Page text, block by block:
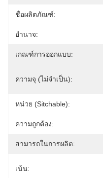
ชื่อผลิตภัณฑ์:
อำนาจ:
เกณฑ์การออกแบบ:
ความจุ (ไม่จำเป็น):
หน่วย (sitchable):
ความถูกต้อง:
สามารถในการผลิต:
เน้น: